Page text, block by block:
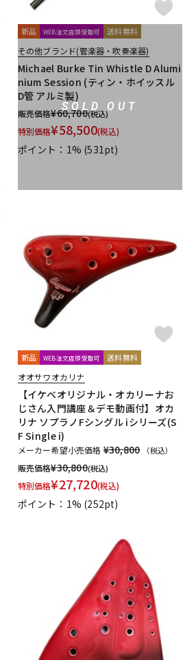
SOLD OUT
新品 WEB注文店頭受取可 送料無料
その他ブランド(管楽器・吹奏楽器)
Michael Burke Tin Whistle D Alumi
nium Session (ティン・ホイッスル
D管 アルミ製)
販売価格¥60,700(税込)
特別価格¥58,500(税込)
ポイント：1% (531pt)
新品 WEB注文店頭受取可 送料無料
オオサワオカリナ
【イケベオリジナル・オカリーナお
じさん入門講座＆デモ動画付】オカ
リナ ソプラノFシングル iシリーズ(S
F Single i)
メーカー希望小売価格 ¥30,800 （税込）
販売価格¥30,800(税込)
特別価格¥27,720(税込)
ポイント：1% (252pt)